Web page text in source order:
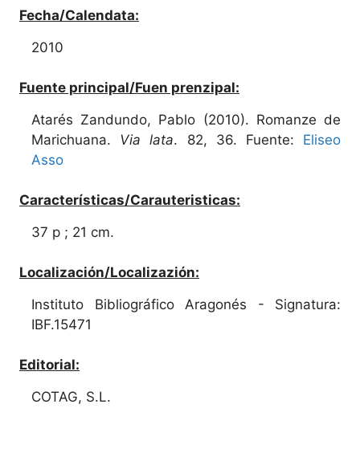
Fecha/Calendata:
2010
Fuente principal/Fuen prenzipal:
Atarés Zandundo, Pablo (2010). Romanze de
Marichuana. Via lata. 82, 36. Fuente: Eliseo
Asso
Características/Carauteristicas:
37 p ; 21 cm.
Localización/Localizazión:
Instituto Bibliográfico Aragonés - Signatura:
IBF.15471
Editorial:
COTAG, S.L.